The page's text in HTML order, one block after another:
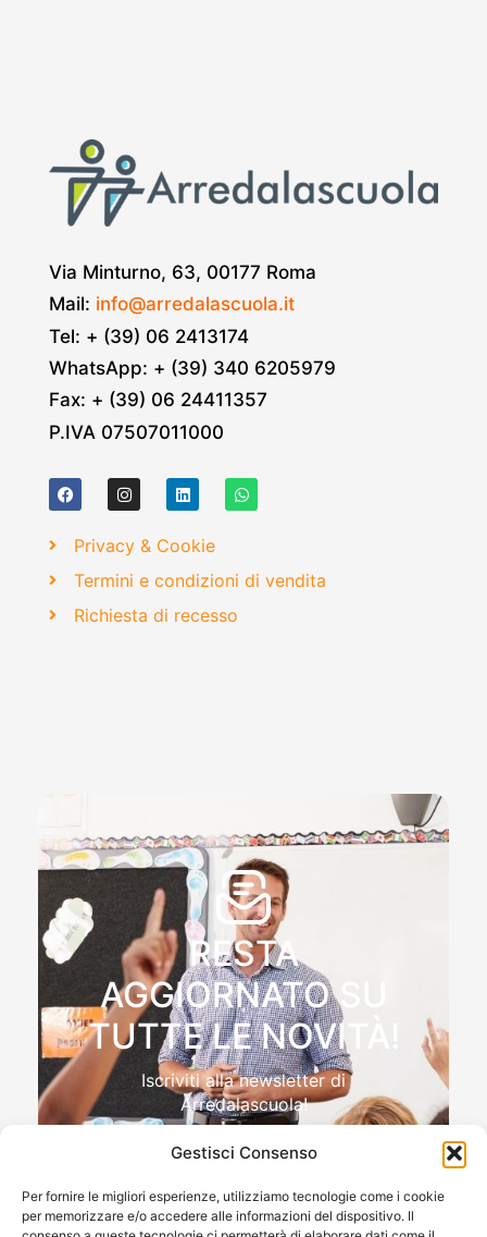
Gestisci Consenso
Per fornire le migliori esperienze, utilizziamo tecnologie come i cookie
per memorizzare e/o accedere alle informazioni del dispositivo. Il
Via Minturno, 63, 00177 Roma
Mail: info@arredalascuola.it
Tel: + (39) 06 2413174
WhatsApp: + (39) 340 6205979
Fax: + (39) 06 24411357
P.IVA 07507011000
Privacy & Cookie
Termini e condizioni di vendita
Richiesta di recesso
RESTA
AGGIORNATO SU
TUTTE LE NOVITÀ!
Iscriviti alla newsletter di
Arredalascuola!
Autorizzo il trattamento dei miei dati personali , ai sensi